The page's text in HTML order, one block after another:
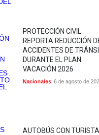
PROTECCIÓN CIVIL
REPORTA REDUCCIÓN
ACCIDENTES DE
DURANTE EL PLAN
VACACIÓN 2026
Nacionales 6 de agosto de
AUTOBÚS CON